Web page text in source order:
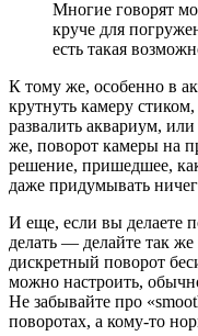
Многие говорят
круче для
есть такая
К тому же, особенно в
крутнуть камеру
развалить аквариум,
же, поворот камеры на
решение, пришедшее,
даже придумывать
И еще, если вы делаете
делать — делайте так
дискретный поворот
можно настроить,
Не забывайте про
поворотах, а кому-то